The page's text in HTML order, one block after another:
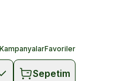
KampanyalarFavoriler
Sepetim